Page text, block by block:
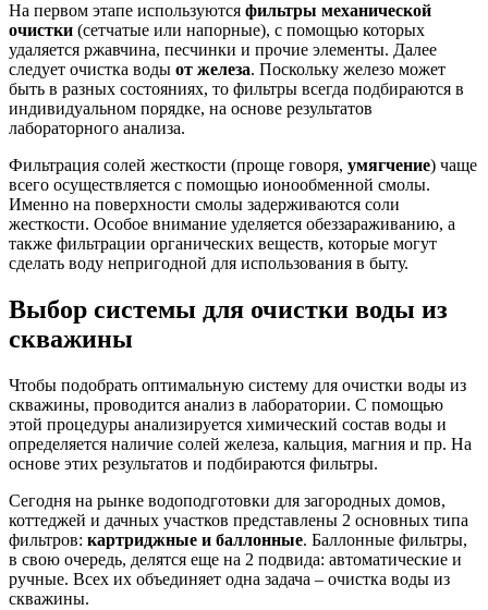
На первом этапе используются фильтры механической
очистки (сетчатые или напорные), с помощью которых
удаляется ржавчина, песчинки и прочие элементы. Далее
следует очистка воды от железа. Поскольку железо может
быть в разных состояниях, то фильтры всегда подбираются в
индивидуальном порядке, на основе результатов
лабораторного анализа.
Фильтрация солей жесткости (проще говоря, умягчение) чаще
всего осуществляется с помощью ионообменной смолы.
Именно на поверхности смолы задерживаются соли
жесткости. Особое внимание уделяется обеззараживанию, а
также фильтрации органических веществ, которые могут
сделать воду непригодной для использования в быту.
Выбор системы для очистки воды из
скважины
Чтобы подобрать оптимальную систему для очистки воды из
скважины, проводится анализ в лаборатории. С помощью
этой процедуры анализируется химический состав воды и
определяется наличие солей железа, кальция, магния и пр. На
основе этих результатов и подбираются фильтры.
Сегодня на рынке водоподготовки для загородных домов,
коттеджей и дачных участков представлены 2 основных типа
фильтров: картриджные и баллонные. Баллонные фильтры,
в свою очередь, делятся еще на 2 подвида: автоматические и
ручные. Всех их объединяет одна задача – очистка воды из
скважины.